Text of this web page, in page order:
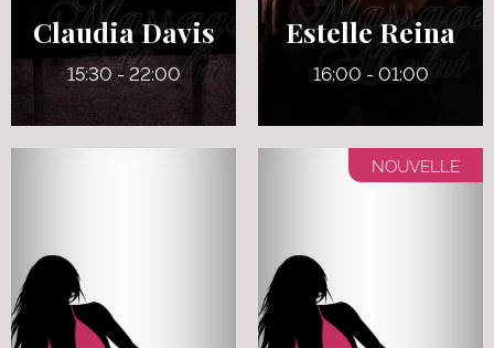
Claudia Davis
15:30 - 22:00
Estelle Reina
16:00 - 01:00
NOUVELLE